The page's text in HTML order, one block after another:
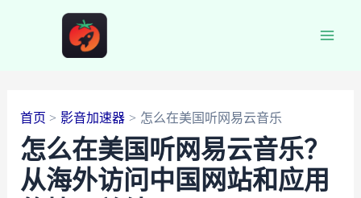
首页 影音加速器 怎么在美国听网易云音乐
怎么在美国听网易云音乐？
从海外访问中国网站和应用